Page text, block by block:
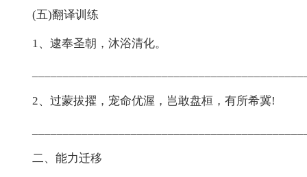
(五)翻译训练
1、逮奉圣朝，沐浴清化。
2、过蒙拔擢，宠命优渥，岂敢盘桓，有所希冀!
二、能力迁移